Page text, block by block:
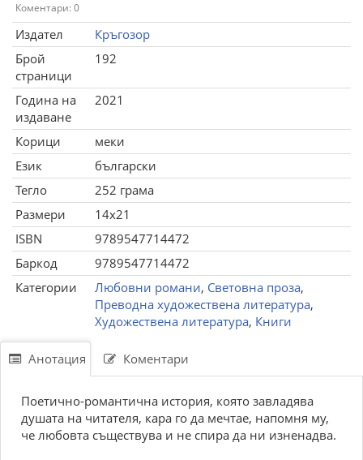
Коментари: 0
Издател
Кръгозор
Брой
страници
192
Година на
издаване
2021
Корици
меки
Език
български
Тегло
252 грама
Размери
14x21
ISBN
9789547714472
Баркод
9789547714472
Категории
Любовни романи, Световна проза,
Преводна художествена литература,
Художествена литература, Книги
Анотация Коментари
Поетично-романтична история, която завладява
душата на читателя, кара го да мечтае, напомня му,
че любовта съществува и не спира да ни изненадва.